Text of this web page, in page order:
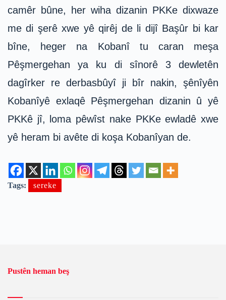
camêr bûne, her wiha dizanin PKKe dixwaze
me di şerê xwe yê qirêj de li dijî Başûr bi kar
bîne, heger na Kobanî tu caran meşa
Pêşmergehan ya ku di sînorê 3 dewletên
dagîrker re derbasbûyî ji bîr nakin, şênîyên
Kobanîyê exlaqê Pêşmergehan dizanin û yê
PKKê jî, loma pêwîst nake PKKe ewladê xwe
yê heram bi avête di koşa Kobanîyan de.
Tags: sereke
Pustên heman beş